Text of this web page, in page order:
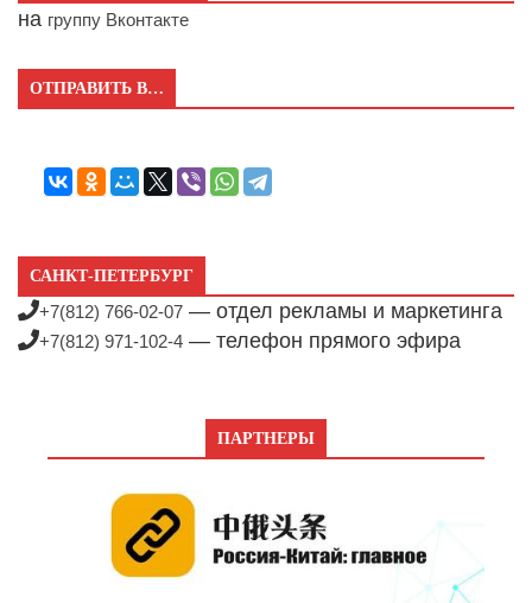
на группу Вконтакте
ОТПРАВИТЬ В…
САНКТ-ПЕТЕРБУРГ
+7(812) 766-02-07 — отдел рекламы и маркетинга
+7(812) 971-102-4 — телефон прямого эфира
ПАРТНЕРЫ